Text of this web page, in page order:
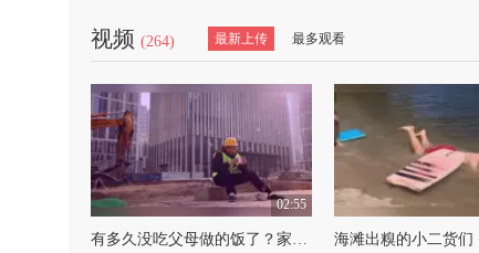
视频 (264) 最新上传 最多观看
02:55
有多久没吃父母做的饭了？家的味道还记得吗 海滩出糗的小二货们